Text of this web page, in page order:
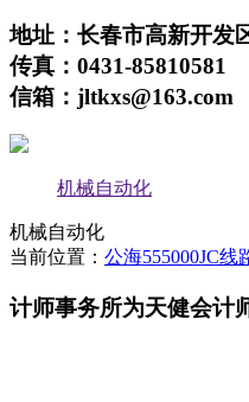
地址：长春市高新开发
传真：0431-85810581
信箱：jltkxs@163.com
机械自动化
机械自动化
当前位置： 公海555000JC线
计师事务所为天健会计